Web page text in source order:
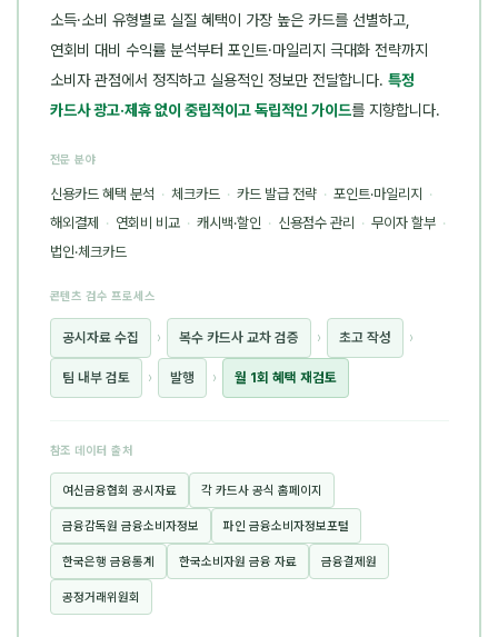
소득·소비 유형별로 실질 혜택이 가장 높은 카드를 선별하고,
연회비 대비 수익률 분석부터 포인트·마일리지 극대화 전략까지
소비자 관점에서 정직하고 실용적인 정보만 전달합니다. 특정
카드사 광고·제휴 없이 중립적이고 독립적인 가이드를 지향합니다.
전문 분야
신용카드 혜택 분석 · 체크카드 · 카드 발급 전략 · 포인트·마일리지 ·
해외결제 · 연회비 비교 · 캐시백·할인 · 신용점수 관리 · 무이자 할부 ·
법인·체크카드
콘텐츠 검수 프로세스
공시자료 수집 › 복수 카드사 교차 검증 › 초고 작성 ›
팀 내부 검토 › 발행 › 월 1회 혜택 재검토
참조 데이터 출처
여신금융협회 공시자료 각 카드사 공식 홈페이지
금융감독원 금융소비자정보 파인 금융소비자정보포털
한국은행 금융통계 한국소비자원 금융 자료 금융결제원
공정거래위원회